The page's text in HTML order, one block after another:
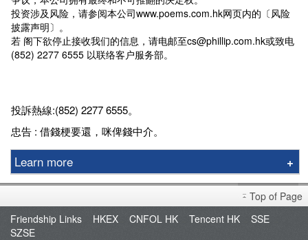
投资涉及风险，请参阅本公司www.poems.com.hk网页内的〔风险
披露声明〕。
若 阁下欲停止接收我们的信息，请电邮至cs@phillip.com.hk或致电
(852) 2277 6555 以联络客户服务部。
投訴熱線:(852) 2277 6555。
忠告 : 借錢梗要還，咪俾錢中介。
Learn more
FAQ
Top of Page
Friendship Links
HKEX CNFOL HK Tencent HK
SSE
SZSE